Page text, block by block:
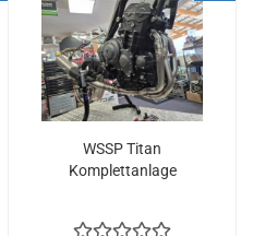
WSSP Titan
Komplettanlage